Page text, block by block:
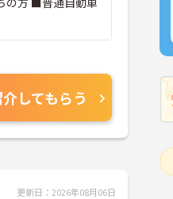
してもらう
更新日：2026年08月06日